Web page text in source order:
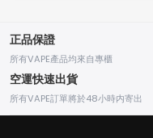
正品保證
所有VAPE產品均來自專櫃
空運快速出貨
所有VAPE訂單將於48小時内寄出